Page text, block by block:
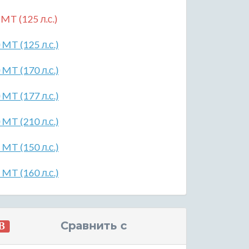
(125 л.с.)
MT (125 л.с.)
MT (170 л.с.)
MT (177 л.с.)
MT (210 л.с.)
MT (150 л.с.)
MT (160 л.с.)
Сравнить с